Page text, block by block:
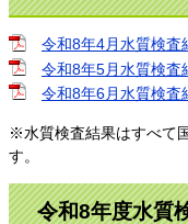
令和8年4月水質検査
令和8年5月水質検査
令和8年6月水質検査
※水質検査結果はすべて
す。
令和8年度水質